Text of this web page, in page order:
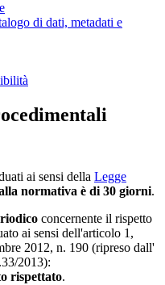
di dati, metadati e
ai sensi della Legge
normativa è di 30 giorni.
concernente il rispetto
ai sensi dell'articolo 1,
2012, n. 190 (ripreso dall'
2013):
rispettato.